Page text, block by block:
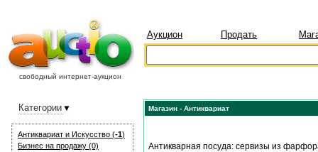
свободный интернет-аукцион
Аукцион Продать
Антиквариат и Искуcство (-1)
Бизнес на продажу (0)
Категории Магазин - Антиквариат
Антикварная посуда: сервизы из